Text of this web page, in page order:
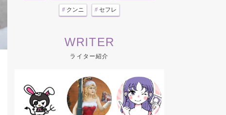
# クンニ # セフレ
WRITER
ライター紹介